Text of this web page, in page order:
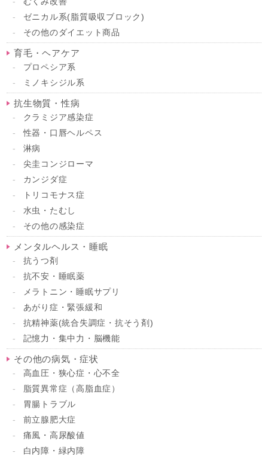
ゼニカル系(脂質吸収ブロック)
その他のダイエット商品
育毛・ヘアケア
プロペシア系
ミノキシジル系
抗生物質・性病
クラミジア感染症
性器・口唇ヘルペス
淋病
尖圭コンジローマ
カンジダ症
トリコモナス症
水虫・たむし
その他の感染症
メンタルヘルス・睡眠
抗うつ剤
抗不安・睡眠薬
メラトニン・睡眠サプリ
あがり症・緊張緩和
抗精神薬(統合失調症・抗そう剤)
記憶力・集中力・脳機能
その他の病気・症状
高血圧・狭心症・心不全
脂質異常症（高脂血症）
胃腸トラブル
前立腺肥大症
痛風・高尿酸値
白内障・緑内障